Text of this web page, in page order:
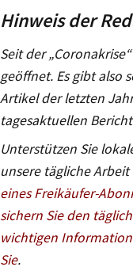
Hinweis der
Seit der
geöffnet. Es gibt also
Artikel der letzten
tagesaktuellen
Unterstützen Sie
unsere tägliche
eines Freikäufer-
sichern Sie den
wichtigen
Sie.